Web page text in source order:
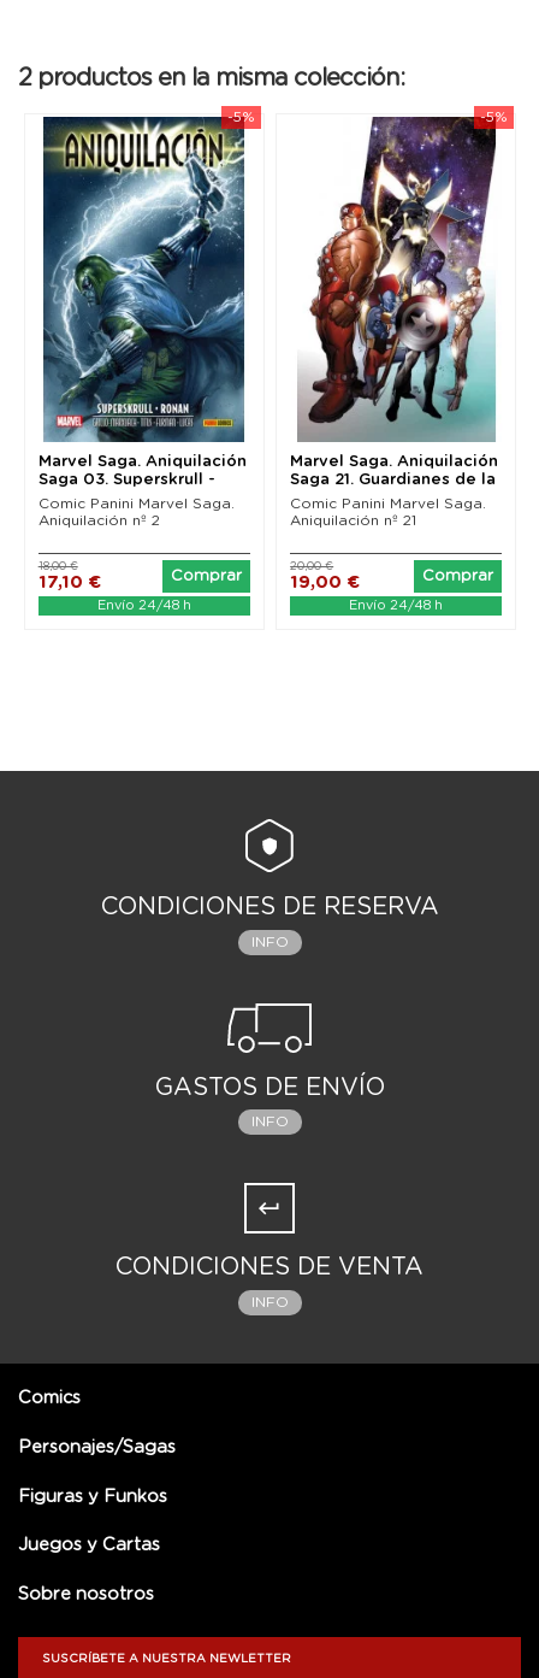
2 productos en la misma colección:
-5%
Marvel Saga. Aniquilación
Saga 03. Superskrull -
Ronan
Comic Panini Marvel Saga.
Aniquilación nº 2
17,10 €
18,00 €
Comprar
Envío 24/48 h
-5%
Marvel Saga. Aniquilación
Saga 21. Guardianes de la
Galaxia:...
Comic Panini Marvel Saga.
Aniquilación nº 21
19,00 €
20,00 €
Comprar
Envío 24/48 h
CONDICIONES DE RESERVA
INFO
GASTOS DE ENVÍO
INFO
CONDICIONES DE VENTA
INFO
Comics
Personajes/Sagas
Figuras y Funkos
Juegos y Cartas
Sobre nosotros
SUSCRÍBETE A NUESTRA NEWLETTER